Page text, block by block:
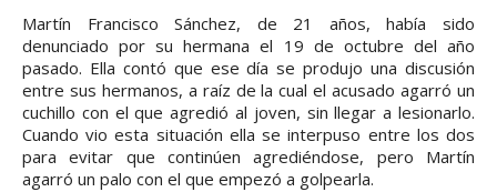
Martín Francisco Sánchez, de 21 años, había sido
denunciado por su hermana el 19 de octubre del año
pasado. Ella contó que ese día se produjo una discusión
entre sus hermanos, a raíz de la cual el acusado agarró un
cuchillo con el que agredió al joven, sin llegar a lesionarlo.
Cuando vio esta situación ella se interpuso entre los dos
para evitar que continúen agrediéndose, pero Martín
agarró un palo con el que empezó a golpearla.